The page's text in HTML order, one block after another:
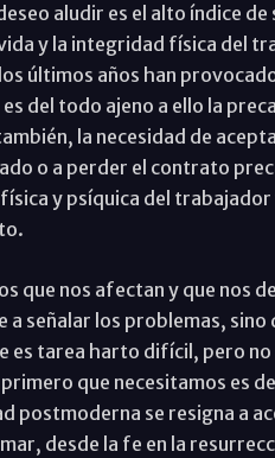
aludir es el alto índice
y la integridad física del
últimos años han
del todo ajeno a ello la
la necesidad de
o a perder el contrato
y psíquica del trabajador
que nos afectan y que nos
a señalar los problemas,
es tarea harto difícil, pero
que necesitamos es
postmoderna se resigna a
desde la fe en la